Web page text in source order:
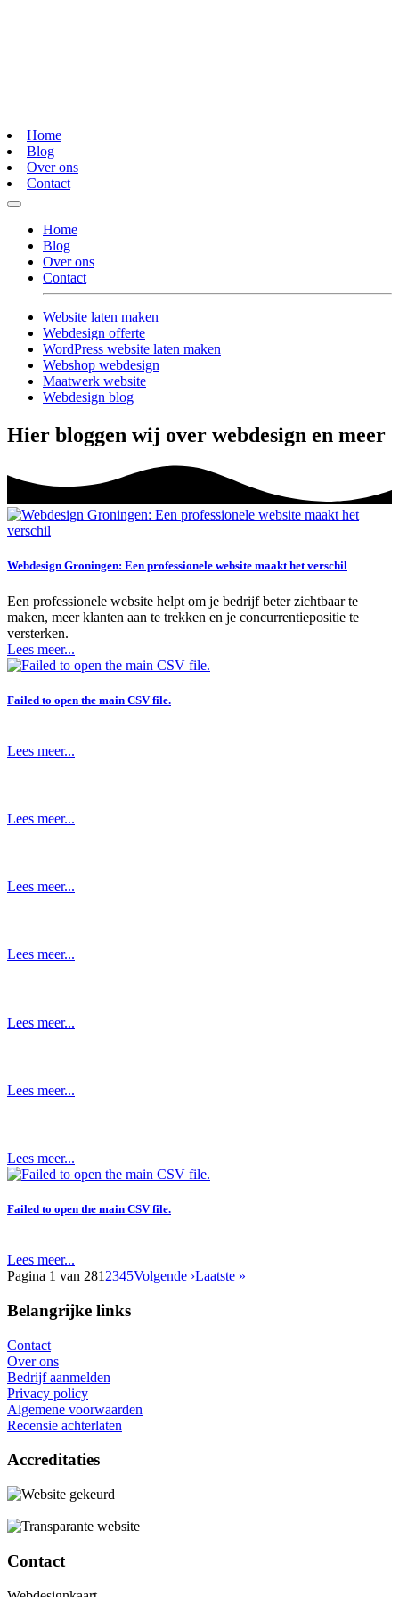
Home
Blog
Over ons
Contact
Home
Blog
Over ons
Contact
Website laten maken
Webdesign offerte
WordPress website laten maken
Webshop webdesign
Maatwerk website
Webdesign blog
Hier bloggen wij over webdesign en meer
Webdesign Groningen: Een professionele website maakt het verschil
Een professionele website helpt om je bedrijf beter zichtbaar te
maken, meer klanten aan te trekken en je concurrentiepositie te
versterken.
Lees meer...
Failed to open the main CSV file.
Lees meer...
Lees meer...
Lees meer...
Lees meer...
Lees meer...
Lees meer...
Lees meer...
Failed to open the main CSV file.
Lees meer...
Pagina 1 van 281 2345Volgende ›Laatste »
Belangrijke links
Contact
Over ons
Bedrijf aanmelden
Privacy policy
Algemene voorwaarden
Recensie achterlaten
Accreditaties
Contact